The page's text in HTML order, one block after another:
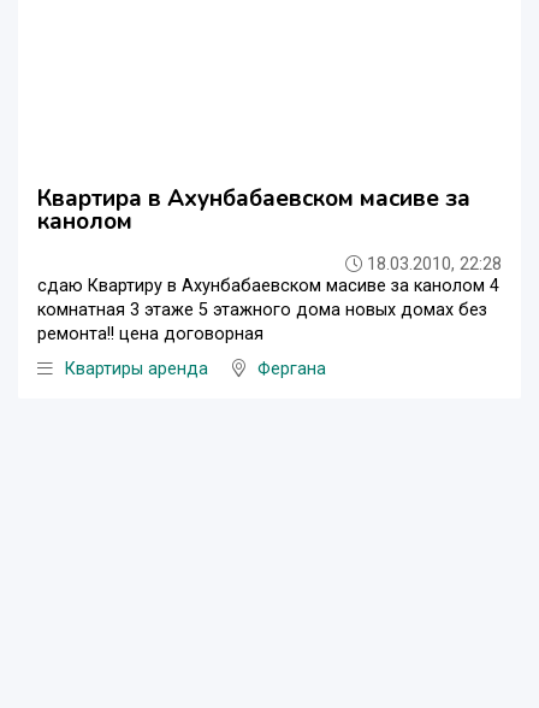
Квартира в Ахунбабаевском масиве за
канолом
18.03.2010, 22:28
сдаю Квартиру в Ахунбабаевском масиве за канолом 4
комнатная 3 этаже 5 этажного дома новых домах без
ремонта!! цена договорная
Квартиры аренда
Фергана